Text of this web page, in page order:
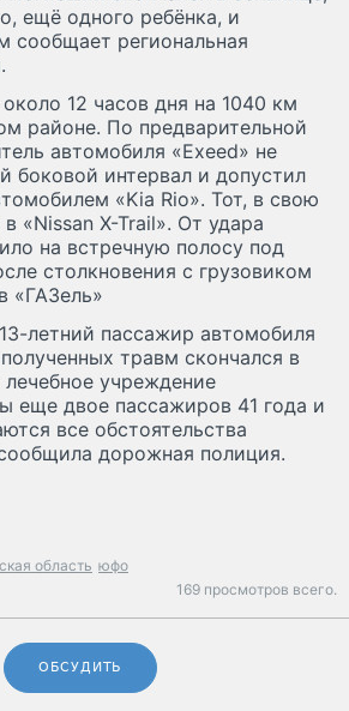
ещё одного ребёнка, и
сообщает региональная
12 часов дня на 1040 км
районе. По предварительной
автомобиля «Exeed» не
боковой интервал и допустил
«Kia Rio». Тот, в свою
«Nissan X-Trail». От удара
на встречную полосу под
столкновения с грузовиком
«ГАЗель»
летний пассажир автомобиля
травм скончался в
учреждение
еще двое пассажиров 41 года и
все обстоятельства
дорожная полиция.
область юфо
169 просмотров всего.
ОБСУДИТЬ